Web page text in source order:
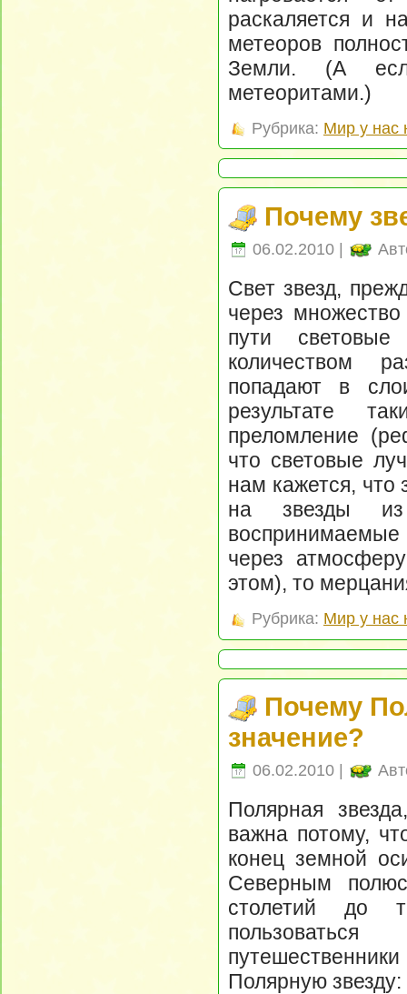
раскаляется и
метеоров
Земли. (А
метеоритами.)
Рубрика: Мир у нас
Почему
06.02.2010 |
Свет звезд,
через
пути
количеством
попадают в
результате
преломление
что световые
нам кажется,
на звезды
через
этом), то
Рубрика: Мир у нас
Почему
значение?
06.02.2010 |
Полярная
важна потому,
конец земной
Северным
столетий до
Полярную